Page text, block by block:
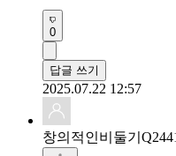
0
답글 쓰기
2025.07.22 12:57
창의적인비둘기